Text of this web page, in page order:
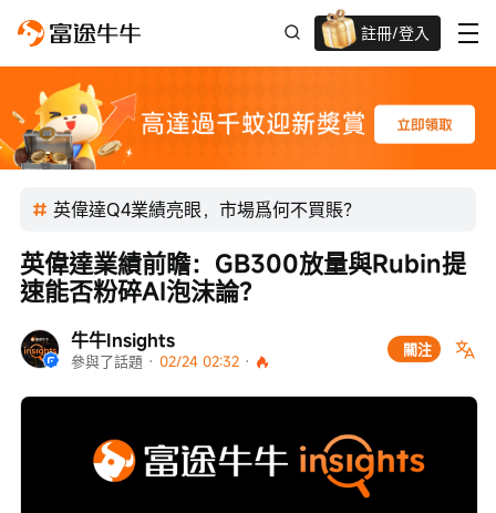
註冊/登入
迎新驚喜賞 股票/BTC等任你揀!
英偉達Q4業績亮眼，市場爲何不買賬？
牛牛Insights
參與了話題 · 02/24 02:32 ·
關注
英偉達業績前瞻：GB300放量與Rubin提
速能否粉碎AI泡沫論？